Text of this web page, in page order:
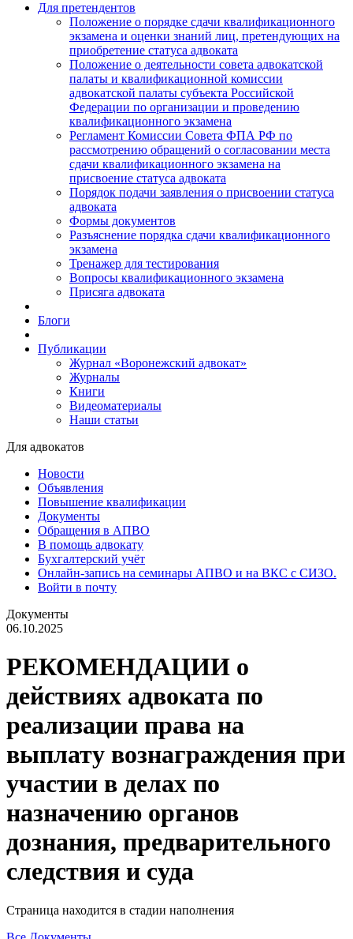
Для претендентов
Положение о порядке сдачи квалификационного
экзамена и оценки знаний лиц, претендующих на
приобретение статуса адвоката
Положение о деятельности совета адвокатской
палаты и квалификационной комиссии
адвокатской палаты субъекта Российской
Федерации по организации и проведению
квалификационного экзамена
Регламент Комиссии Совета ФПА РФ по
рассмотрению обращений о согласовании места
сдачи квалификационного экзамена на
присвоение статуса адвоката
Порядок подачи заявления о присвоении статуса
адвоката
Формы документов
Разъяснение порядка сдачи квалификационного
экзамена
Тренажер для тестирования
Вопросы квалификационного экзамена
Присяга адвоката
Блоги
Публикации
Журнал «Воронежский адвокат»
Журналы
Книги
Видеоматериалы
Наши статьи
Для адвокатов
Новости
Объявления
Повышение квалификации
Документы
Обращения в АПВО
В помощь адвокату
Бухгалтерский учёт
Онлайн-запись на семинары АПВО и на ВКС с СИЗО.
Войти в почту
Документы
06.10.2025
РЕКОМЕНДАЦИИ о
действиях адвоката по
реализации права на
выплату вознаграждения при
участии в делах по
назначению органов
дознания, предварительного
следствия и суда
Страница находится в стадии наполнения